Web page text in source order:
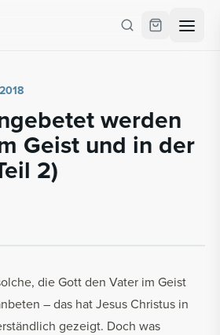
wer­den
Geist und in der
2)
die Gott den Vater im Geist
– das hat Jesus Christus in
gezeigt. Doch was